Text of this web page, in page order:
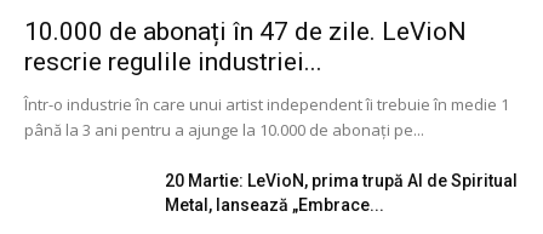
10.000 de abonați în 47 de zile. LeVioN
rescrie regulile industriei...
Într-o industrie în care unui artist independent îi trebuie în medie 1
până la 3 ani pentru a ajunge la 10.000 de abonați pe...
20 Martie: LeVioN, prima trupă AI de Spiritual
Metal, lansează „Embrace...